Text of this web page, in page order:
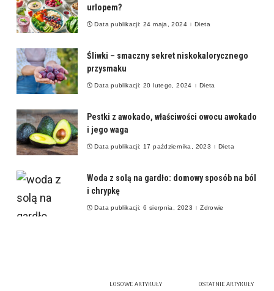
urlopem?
Data publikacji: 24 maja, 2024 Dieta
Śliwki – smaczny sekret niskokalorycznego
przysmaku
Data publikacji: 20 lutego, 2024 Dieta
Pestki z awokado, właściwości owocu awokado
i jego waga
Data publikacji: 17 października, 2023 Dieta
Woda z solą na gardło: domowy sposób na ból
i chrypkę
Data publikacji: 6 sierpnia, 2023 Zdrowie
LOSOWE ARTYKUŁY OSTATNIE ARTYKUŁY